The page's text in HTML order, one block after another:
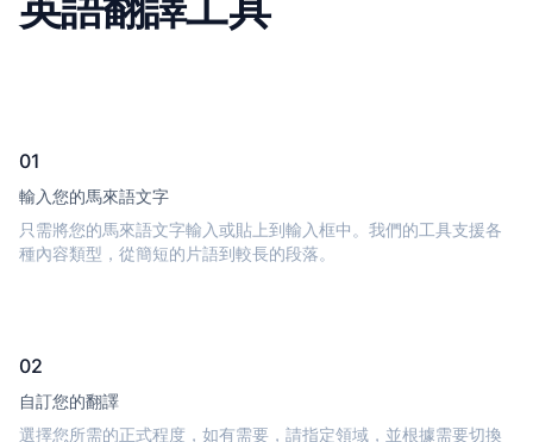
01
輸入您的馬來語文字
只需將您的馬來語文字輸入或貼上到輸入框中。我們的工具支援各
種內容類型，從簡短的片語到較長的段落。
02
自訂您的翻譯
選擇您所需的正式程度，如有需要，請指定領域，並根據需要切換